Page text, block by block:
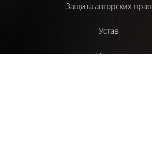
Защита авторских прав
Устав
Услуги